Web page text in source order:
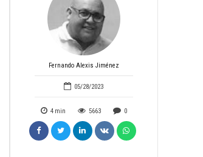
Fernando Alexis Jiménez
05/28/2023
4 min 5663 0